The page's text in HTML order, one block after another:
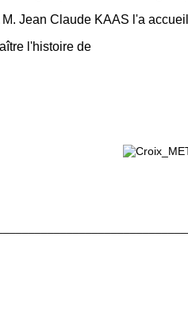
Jean Claude KAAS l'a
l'histoire de